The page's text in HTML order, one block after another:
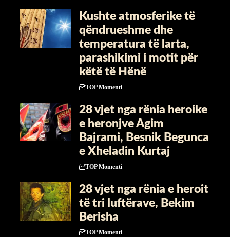
Kushte atmosferike të
qëndrueshme dhe
temperatura të larta,
parashikimi i motit për
këtë të Hënë
TOP Momenti
​28 vjet nga rënia heroike
e heronjve Agim
Bajrami, Besnik Begunca
e Xheladin Kurtaj
TOP Momenti
​28 vjet nga rënia e heroit
të tri luftërave, Bekim
Berisha
TOP Momenti